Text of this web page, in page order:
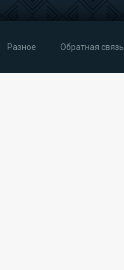
Разное Обратная связь